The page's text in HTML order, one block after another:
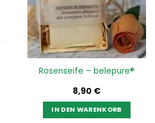
Rosenseife – belepure®
8,90 €
IN DEN WARENKORB